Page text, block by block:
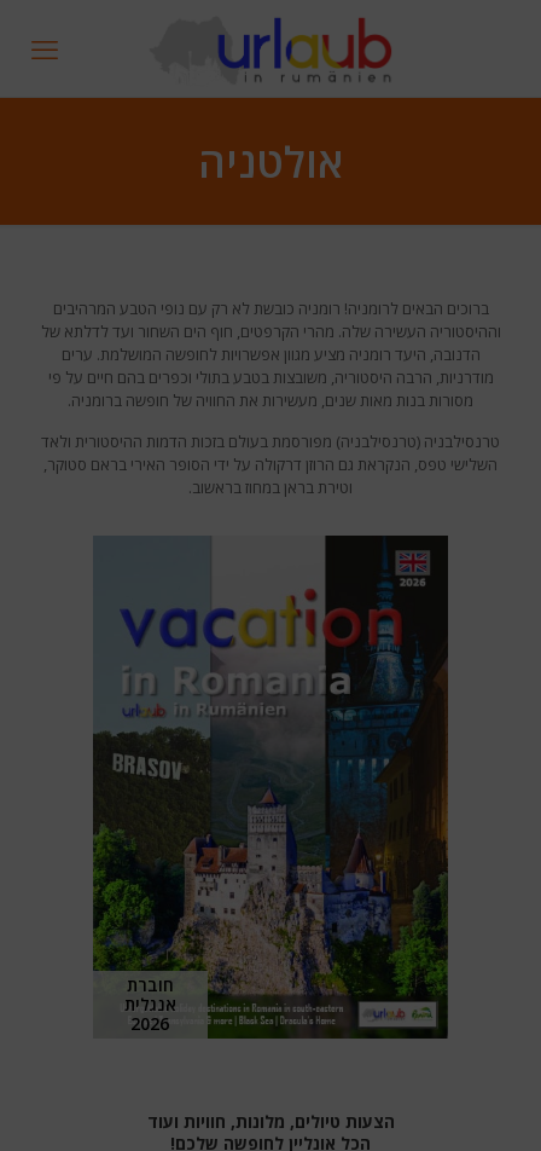
אולטניה
ברוכים הבאים לרומניה! רומניה כובשת לא רק עם נופי הטבע המרהיבים
וההיסטוריה העשירה שלה. מהרי הקרפטים, חוף הים השחור ועד לדלתא של
הדנובה, היעד רומניה מציע מגוון אפשרויות לחופשה המושלמת. ערים
מודרניות, הרבה היסטוריה, משובצות בטבע בתולי וכפרים בהם חיים על פי
מסורות בנות מאות שנים, מעשירות את החוויה של חופשה ברומניה.
טרנסילבניה (טרנסילבניה) מפורסמת בעולם בזכות הדמות ההיסטורית ולאד
השלישי טפס, הנקראת גם הרוזן דרקולה על ידי הסופר האירי בראם סטוקר,
וטירת בראן במחוז בראשוב.
חוברת
אנגלית
2026
הצעות טיולים, מלונות, חוויות ועוד
הכל אונליין לחופשה שלכם!